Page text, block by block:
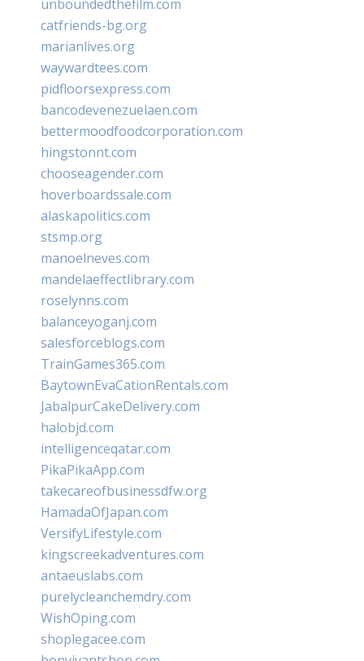
unboundedthefilm.com
catfriends-bg.org
marianlives.org
waywardtees.com
pidfloorsexpress.com
bancodevenezuelaen.com
bettermoodfoodcorporation.com
hingstonnt.com
chooseagender.com
hoverboardssale.com
alaskapolitics.com
stsmp.org
manoelneves.com
mandelaeffectlibrary.com
roselynns.com
balanceyoganj.com
salesforceblogs.com
TrainGames365.com
BaytownEvaCationRentals.com
JabalpurCakeDelivery.com
halobjd.com
intelligenceqatar.com
PikaPikaApp.com
takecareofbusinessdfw.org
HamadaOfJapan.com
VersifyLifestyle.com
kingscreekadventures.com
antaeuslabs.com
purelycleanchemdry.com
WishOping.com
shoplegacee.com